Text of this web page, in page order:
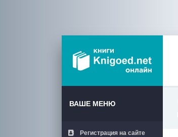
ВАШЕ МЕНЮ
Регистрация на сайте